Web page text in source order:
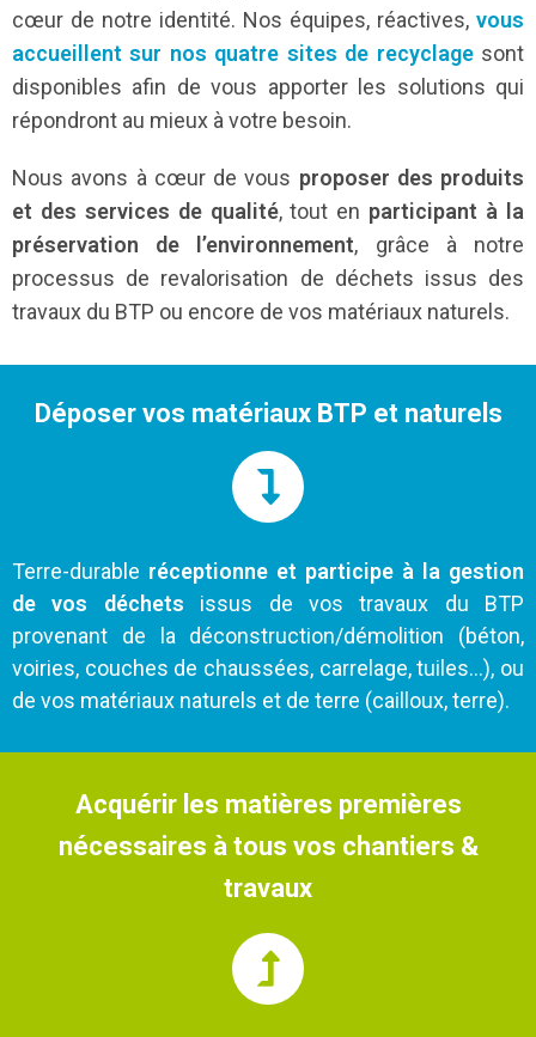
cœur de notre identité. Nos équipes, réactives, vous
accueillent sur nos quatre sites de recyclagesont
disponibles afin de vous apporter les solutions qui
répondront au mieux à votre besoin.
Nous avons à cœur de vous proposer des produits
et des services de qualité, tout en participant à la
préservation de l’environnement, grâce à notre
processus de revalorisation de déchets issus des
travaux du BTP ou encore de vos matériaux naturels.
Déposer vos matériaux BTP et naturels
Terre-durable réceptionne et participe à la gestion
de vos déchets issus de vos travaux du BTP
provenant de la déconstruction/démolition (béton,
voiries, couches de chaussées, carrelage, tuiles…), ou
de vos matériaux naturels et de terre (cailloux, terre).
Acquérir les matières premières
nécessaires à tous vos chantiers &
travaux